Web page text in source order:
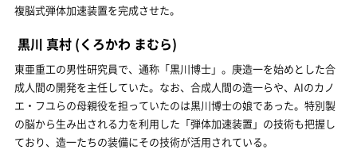
複脳式弾体加速装置を完成させた。
黒川 真村 (くろかわ まむら)
東亜重工の男性研究員で、通称「黒川博士」。庚造一を始めとした合
成人間の開発を主任していた。なお、合成人間の造一らや、AIのカノ
エ・フユらの母親役を担っていたのは黒川博士の娘であった。特別製
の脳から生み出される力を利用した「弾体加速装置」の技術も把握し
ており、造一たちの装備にその技術が活用されている。